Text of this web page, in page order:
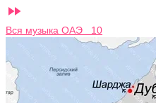

Вся музыка ОАЭ 10